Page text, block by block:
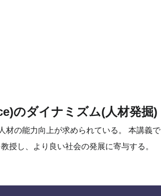
のダイナミズム(人材発掘)
材の能力向上が求められている。 本講義で
授し、より良い社会の発展に寄与する。